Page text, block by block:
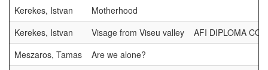
Kerekes, Istvan
Motherhood
Kerekes, Istvan
Visage from Viseu valley
AFI DIPLOMA
Meszaros, Tamas
Are we alone?